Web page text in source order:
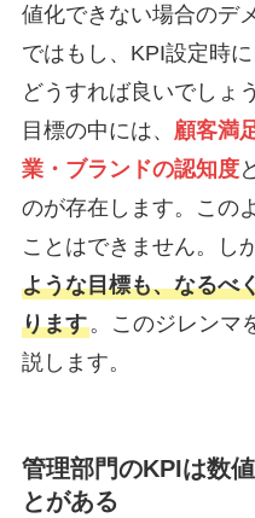
値化できない場合のデ
ではもし、KPI設定時
どうすれば良いでしょ
目標の中には、 顧客満
業・ブランドの認知度
のが存在します。この
ことはできません。し
ような目標も、なるべ
ります。このジレンマ
説します。
管理部門のKPIは数
とがある